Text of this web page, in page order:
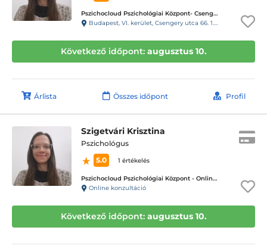
Pszichocloud Pszichológiai Központ- Csengery utca/Oktogon
Budapest, VI. kerület, Csengery utca 66. 1.emelet 13-as ajtó, 19-es kapucsengő
Következő időpont: augusztus 10.
Árlista Összes időpont Profil
Szigetvári Krisztina
Pszichológus
5.0
1 értékelés
Pszichocloud Pszichológiai Központ - Online ügyfélfogadás
Online konzultáció
Következő időpont: augusztus 10.